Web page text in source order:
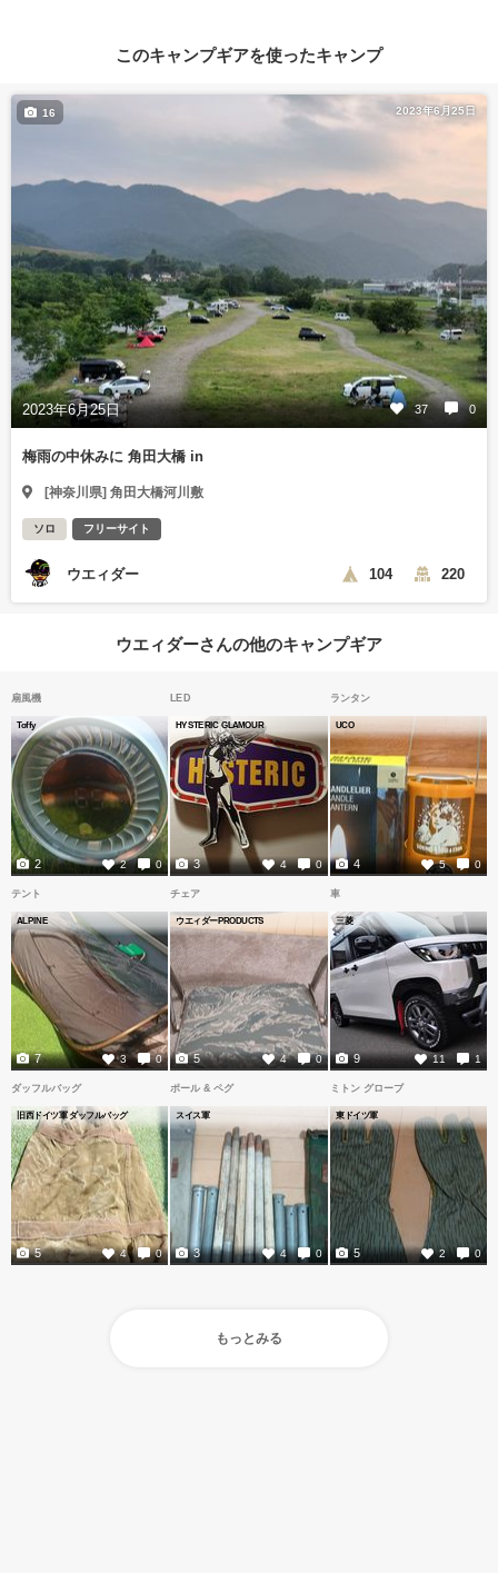
このキャンプギアを使ったキャンプ
2023年6月25日
2023年6月25日 37 0
16
梅雨の中休みに 角田大橋 in
[神奈川県] 角田大橋河川敷
ソロ フリーサイト
ウエィダー 104 220
ウエィダーさんの他のキャンプギア
扇風機
Toffy
2 0
2
LED
HYSTERIC GLAMOUR
4 0
3
ランタン
UCO
5 0
4
テント
ALPINE
3 0
7
チェア
ウエィダーPRODUCTS
4 0
5
車
三菱
11 1
9
ダッフルバッグ
旧西ドイツ軍 ダッフルバッグ
4 0
5
ポール & ペグ
スイス軍
4 0
3
ミトン グローブ
東ドイツ軍
2 0
5
もっとみる